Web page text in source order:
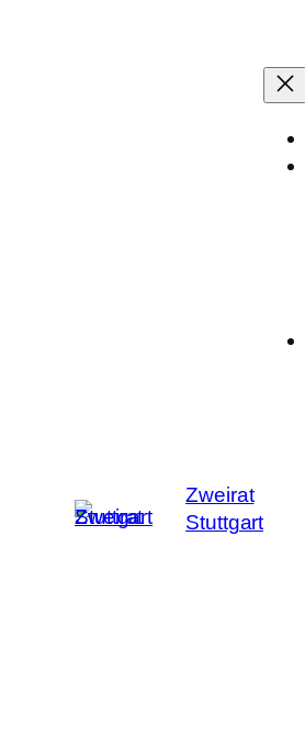
Zweirat
Stuttgart